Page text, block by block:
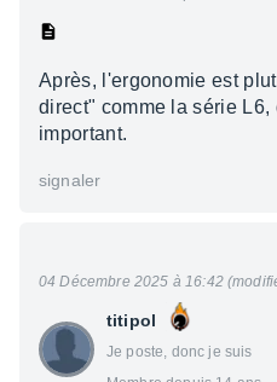
Après, l'ergonomie est
direct" comme la série
important.
signaler
titipol
Je poste, donc je suis
04 Décembre 2025 à 16:42